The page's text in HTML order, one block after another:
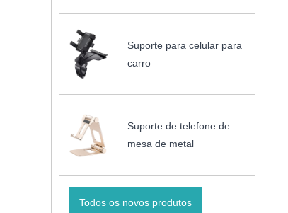
Suporte para celular para
carro
Suporte de telefone de
mesa de metal
Todos os novos produtos